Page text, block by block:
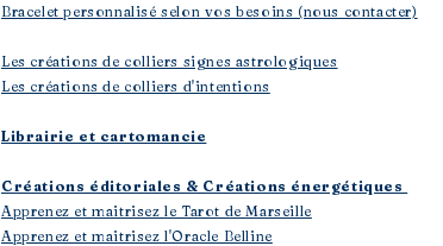
Bracelet personnalisé selon vos besoins (nous contacter)
Les créations de colliers signes astrologiques
Les créations de colliers d'intentions
Librairie et cartomancie
Créations éditoriales & Créations énergétiques
Apprenez et maitrisez le Tarot de Marseille
Apprenez et maitrisez l'Oracle Belline